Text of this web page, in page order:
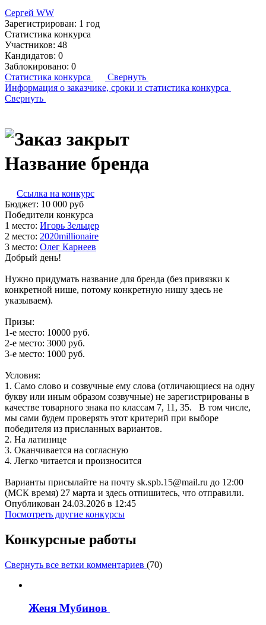
Сергей WW
Зарегистрирован: 1 год
Статистика конкурса
Участников: 48
Кандидатов: 0
Заблокировано: 0
Статистика конкурса
Свернуть
Информация о заказчике, сроки и статистика конкурса
Свернуть
Название бренда
Ссылка на конкурс
Бюджет: 10 000 руб
Победители конкурса
1 место: Игорь Зель­цер
2 место: 202­0mil­li­ona­ire
3 место: Олег Кар­не­ев
Добрый день!
Нужно придумать название для бренда (без привязки к
конкретной нише, потому конкретную нишу здесь не
указываем).
Призы:
1-е место: 10000 руб.
2-е место: 3000 руб.
3-е место: 1000 руб.
Условия:
1. Само слово и созвучные ему слова (отличающиеся на одну
букву или иным образом созвучные) не зарегистрированы в
качестве товарного знака по классам 7, 11, 35. В том числе,
мы сами будем проверять этот критерий при выборе
победителя из присланных вариантов.
2. На латинице
3. Оканчивается на согласную
4. Легко читается и произносится
Варианты присылайте на почту sk.spb.15@mail.ru до 12:00
(МСК время) 27 марта и здесь отпишитесь, что отправили.
Опубликован 24.03.2026 в 12:45
Посмотреть другие конкурсы
Конкурсные работы
Свернуть все ветки комментариев (70)
Женя Мубинов